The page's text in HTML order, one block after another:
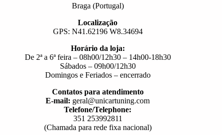
Braga (Portugal)
Localização
GPS: N41.62196 W8.34694
Horário da loja:
De 2ª a 6ª feira – 08h00/12h30 – 14h00-18h30
Sábados – 09h00/12h30
Domingos e Feriados – encerrado
Contatos para atendimento
E-mail: geral@unicartuning.com
Telefone/Telephone:
351 253992811
(Chamada para rede fixa nacional)